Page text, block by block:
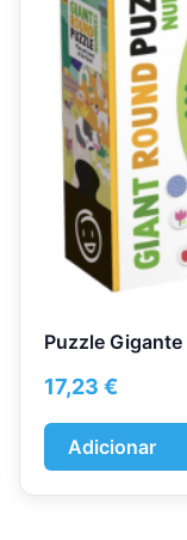
Puzzle Gigante
17,23 €
Adicionar